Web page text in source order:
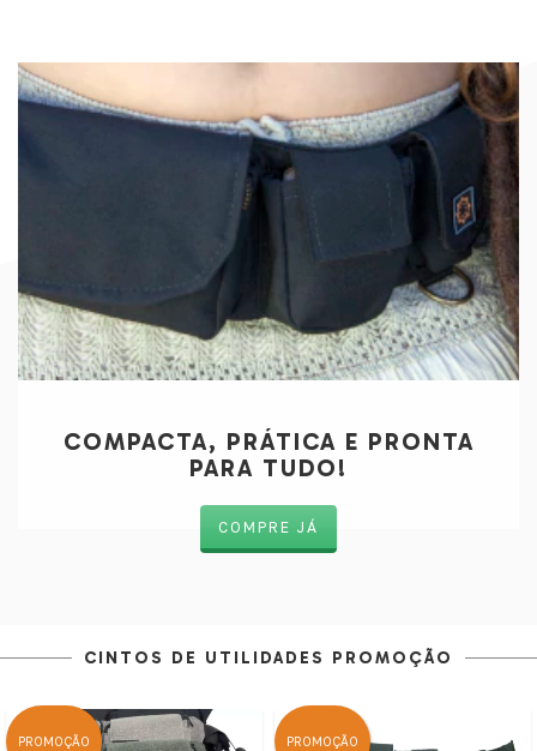
COMPACTA, PRÁTICA E PRONTA
PARA TUDO!
COMPRE JÁ
CINTOS DE UTILIDADES PROMOÇÃO
PROMOÇÃO PROMOÇÃO